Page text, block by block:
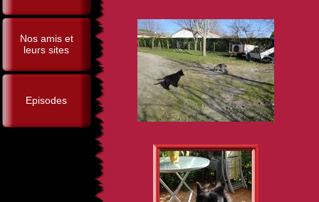
Nos amis et
leurs sites
Episodes